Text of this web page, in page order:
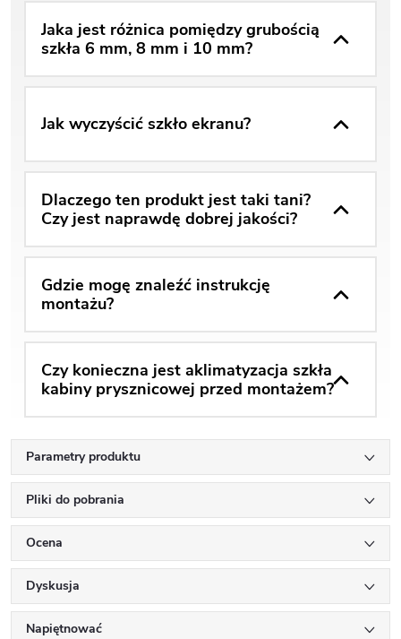
Jaka jest różnica pomiędzy grubością
szkła 6 mm, 8 mm i 10 mm?
Jak wyczyścić szkło ekranu?
Dlaczego ten produkt jest taki tani?
Czy jest naprawdę dobrej jakości?
Gdzie mogę znaleźć instrukcję
montażu?
Czy konieczna jest aklimatyzacja szkła
kabiny prysznicowej przed montażem?
Parametry produktu
Pliki do pobrania
Ocena
Dyskusja
Napiętnować